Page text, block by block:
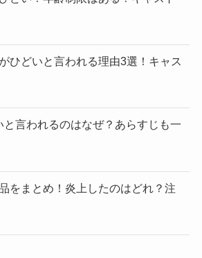
ひどいと言われる理由3選！キャス
と言われるのはなぜ？あらすじも一
をまとめ！炎上したのはどれ？注